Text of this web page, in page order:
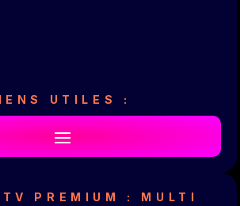
UTILES :
PREMIUM : MULTI